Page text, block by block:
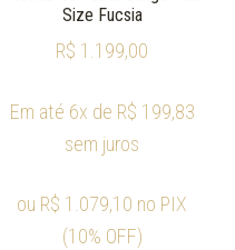
Size Fucsia
R$ 1.199,00
Em até 6x de R$ 199,83
sem juros
ou R$ 1.079,10 no PIX
(10% OFF)